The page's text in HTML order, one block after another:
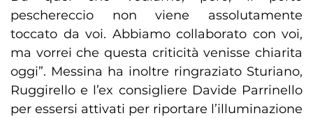
peschereccio non viene assolutamente
toccato da voi. Abbiamo collaborato con voi,
ma vorrei che questa criticità venisse chiarita
oggi”. Messina ha inoltre ringraziato Sturiano,
Ruggirello e l’ex consigliere Davide Parrinello
per essersi attivati per riportare l’illuminazione